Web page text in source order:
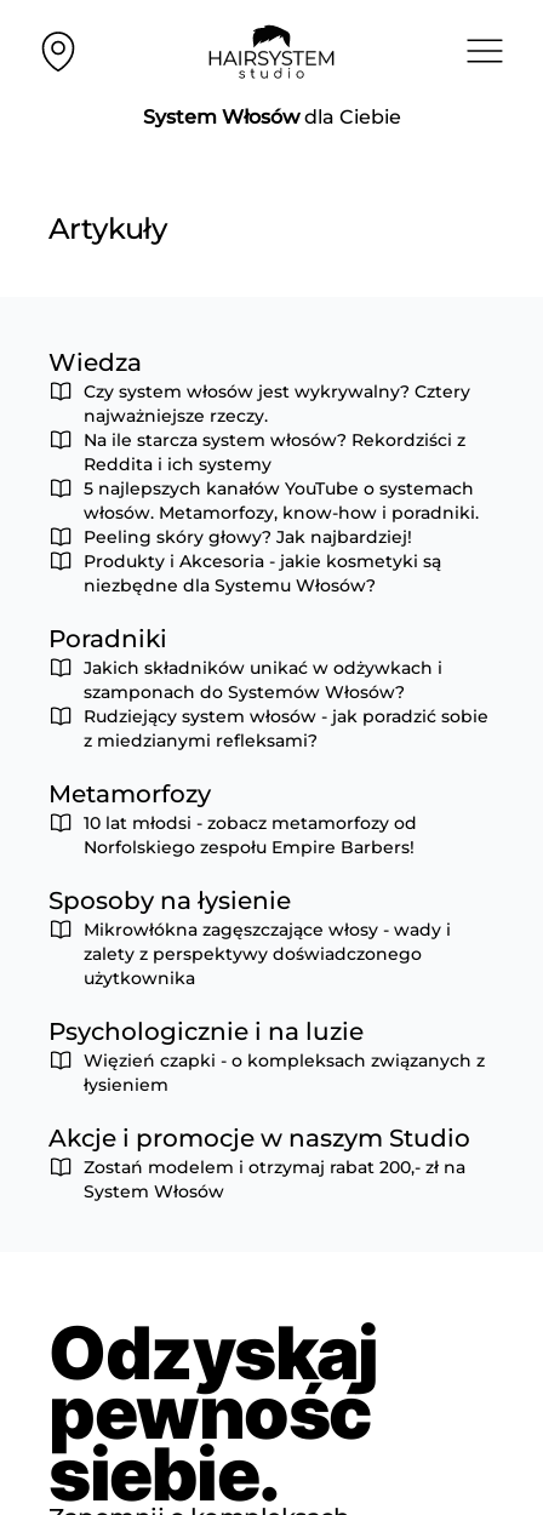
System Włosówdla Ciebie
Artykuły
Wiedza
Czy system włosów jest wykrywalny? Cztery
najważniejsze rzeczy.
Na ile starcza system włosów? Rekordziści z
Reddita i ich systemy
5 najlepszych kanałów YouTube o systemach
włosów. Metamorfozy, know-how i poradniki.
Peeling skóry głowy? Jak najbardziej!
Produkty i Akcesoria - jakie kosmetyki są
niezbędne dla Systemu Włosów?
Poradniki
Jakich składników unikać w odżywkach i
szamponach do Systemów Włosów?
Rudziejący system włosów - jak poradzić sobie
z miedzianymi refleksami?
Metamorfozy
10 lat młodsi - zobacz metamorfozy od
Norfolskiego zespołu Empire Barbers!
Sposoby na łysienie
Mikrowłókna zagęszczające włosy - wady i
zalety z perspektywy doświadczonego
użytkownika
Psychologicznie i na luzie
Więzień czapki - o kompleksach związanych z
łysieniem
Akcje i promocje w naszym Studio
Zostań modelem i otrzymaj rabat 200,- zł na
System Włosów
Odzyskaj
pewność
siebie.